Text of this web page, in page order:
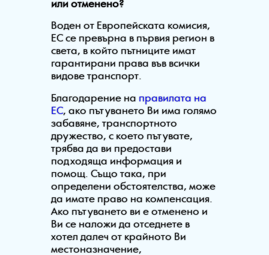
или отменено?
Воден от Европейската комисия,
ЕС се превърна в първия регион в
света, в който пътниците имат
гарантирани права във всички
видове транспорт.
Благодарение на правилата на
ЕС, ако пътуването Ви има голямо
забавяне, транспортното
дружество, с което пътувате,
трябва да ви предостави
подходяща информация и
помощ. Също така, при
определени обстоятелства, може
да имате право на компенсация.
Ако пътуването ви е отменено и
Ви се наложи да отседнете в
хотел далеч от крайното Ви
местоназначение,